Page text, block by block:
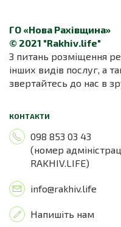
ГО «Нова Рахівщина»
© 2021 "Rakhiv.life"
З питань розміщення
інших видів послуг, а
звертайтесь до нас в
КОНТАКТИ
098 853 03 43
(номер
RAKHIV.LIFE)
info@rakhiv.life
Напишіть нам